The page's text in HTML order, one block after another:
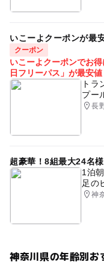
いこーよクーポンが最
クーポン
いこーよクーポンでお
日フリーパス」が最安値
トラ
プー
長
超豪華！8組最大24名
1泊
足の
神
神奈川県の年齢別お